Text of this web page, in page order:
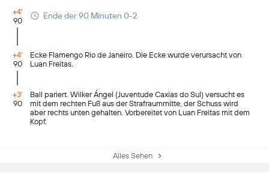
+4'
90
Ende der 90 Minuten 0-2
+4'
90
Ecke Flamengo Rio de Janeiro. Die Ecke wurde verursacht von
Luan Freitas.
+3'
90
Ball pariert. Wilker Ángel (Juventude Caxias do Sul) versucht es
mit dem rechten Fuß aus der Strafraummitte, der Schuss wird
aber rechts unten gehalten. Vorbereitet von Luan Freitas mit dem
Kopf.
Alles Sehen